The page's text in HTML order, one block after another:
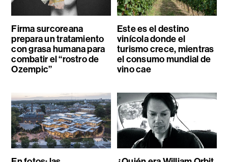
Firma surcoreana
prepara un tratamiento
con grasa humana para
combatir el “rostro de
Ozempic”
Este es el destino
vinícola donde el
turismo crece, mientras
el consumo mundial de
vino cae